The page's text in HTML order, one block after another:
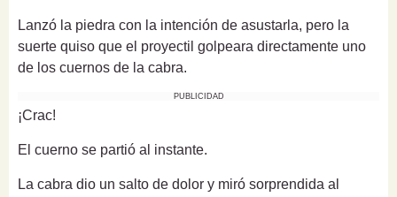
Lanzó la piedra con la intención de asustarla, pero la
suerte quiso que el proyectil golpeara directamente uno
de los cuernos de la cabra.
PUBLICIDAD
¡Crac!
El cuerno se partió al instante.
La cabra dio un salto de dolor y miró sorprendida al